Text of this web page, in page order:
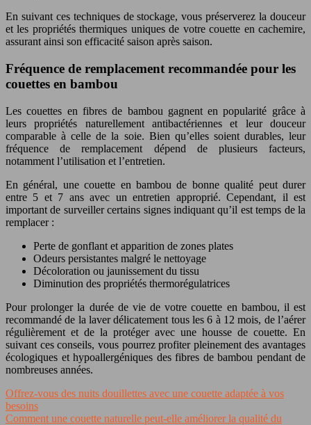
En suivant ces techniques de stockage, vous préserverez la douceur
et les propriétés thermiques uniques de votre couette en cachemire,
assurant ainsi son efficacité saison après saison.
Fréquence de remplacement recommandée pour les
couettes en bambou
Les couettes en fibres de bambou gagnent en popularité grâce à
leurs propriétés naturellement antibactériennes et leur douceur
comparable à celle de la soie. Bien qu’elles soient durables, leur
fréquence de remplacement dépend de plusieurs facteurs,
notamment l’utilisation et l’entretien.
En général, une couette en bambou de bonne qualité peut durer
entre 5 et 7 ans avec un entretien approprié. Cependant, il est
important de surveiller certains signes indiquant qu’il est temps de la
remplacer :
Perte de gonflant et apparition de zones plates
Odeurs persistantes malgré le nettoyage
Décoloration ou jaunissement du tissu
Diminution des propriétés thermorégulatrices
Pour prolonger la durée de vie de votre couette en bambou, il est
recommandé de la laver délicatement tous les 6 à 12 mois, de l’aérer
régulièrement et de la protéger avec une housse de couette. En
suivant ces conseils, vous pourrez profiter pleinement des avantages
écologiques et hypoallergéniques des fibres de bambou pendant de
nombreuses années.
Offrez-vous des nuits douillettes avec une couette adaptée à vos
besoins
Comment une couette naturelle peut-elle améliorer la qualité du